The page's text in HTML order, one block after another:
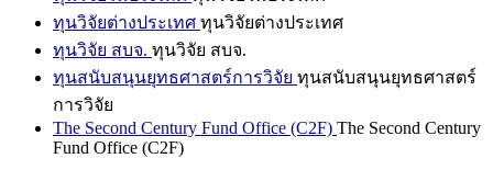
ทุนวิจัยต่างประเทศ ทุนวิจัยต่างประเทศ
ทุนวิจัย สบจ. ทุนวิจัย สบจ.
ทุนสนับสนุนยุทธศาสตร์การวิจัย ทุนสนับสนุนยุทธศาสตร์
การวิจัย
The Second Century Fund Office (C2F) The Second Century
Fund Office (C2F)